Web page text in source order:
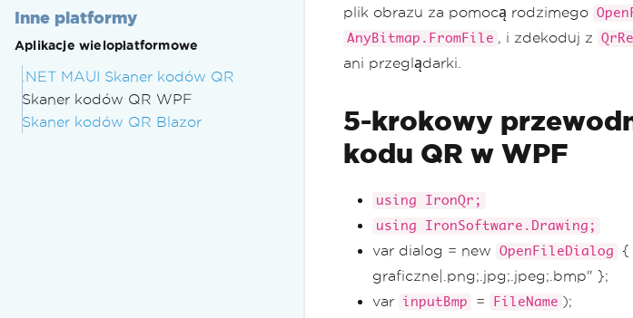
Inne platformy
Aplikacje wielopłatformowe
.NET MAUI Skaner kodów QR
Skaner kodów QR WPF
Skaner kodów QR Blazor
plik obrazu za pomocą rodzimego
AnyBitmap.FromFile , i zdekoduj z
ani przeglądarki.
5-krokowy
kodu QR w WPF
using IronQr;
using IronSoftware.Drawing;
var dialog = new OpenFileDialog {
graficzne|.png;.jpg;.jpeg;.bmp" };
var
inputBmp = FileName );